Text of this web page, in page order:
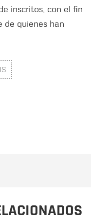
inscritos, con el fin
de quienes han